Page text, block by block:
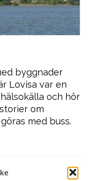
byggnader
Lovisa var en
och hör
om
med buss.